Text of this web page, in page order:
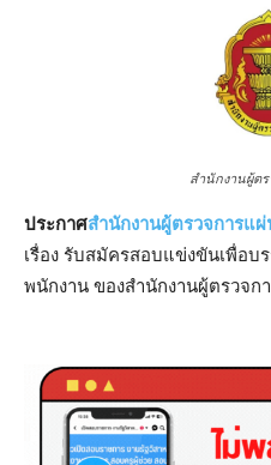
สำนักงานผู้ต
ประกาศสำนักงานผู้ตรวจการแ
เรื่อง รับสมัครสอบแข่งขันเพื่อบ
พนักงาน ของสำนักงานผู้ตรวจก